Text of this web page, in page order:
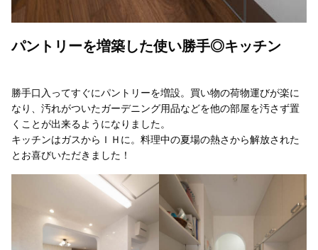
パントリーを増築した使い勝手◎キッチン
勝手口入ってすぐにパントリーを増設。買い物の荷物運びが楽に
なり、汚れがついたガーデニング用品などを他の部屋を汚さず置
くことが出来るようになりました。
キッチンはガスからＩＨに。料理中の夏場の熱さから解放された
とお喜びいただきました！